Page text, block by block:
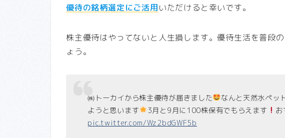
優待の銘柄選定にご活用いただけると幸いです。
株主優待はやってないと人生損します。優待生活を普段
ょう。
㈱トーカイから株主優待が届きました なんと天然水ペッ
ようと思います
3月と9月に100株保有でもらえます
お
pic.twitter.com/Wz2bdGWF5b